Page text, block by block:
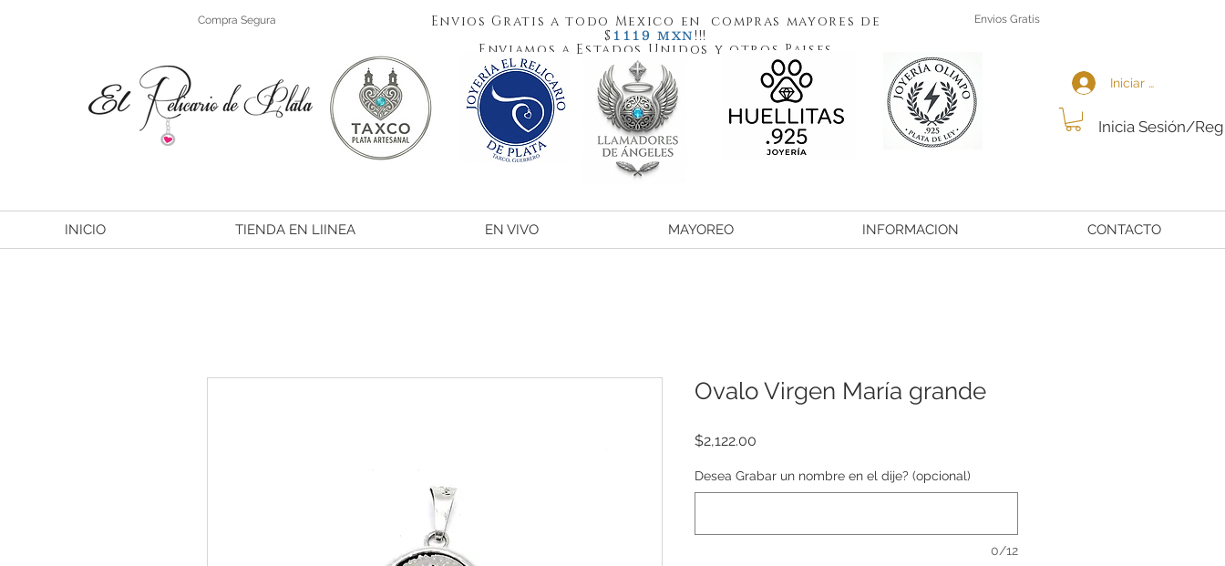
Compra Segura
Envios Gratis a todo Mexico en compras mayores de
$ 1119 MXN!!!
Enviamos a Estados Unidos y otros Paises
Envios Gratis
Inicia Sesión/
Iniciar sesión
INICIO TIENDA EN LIINEA EN VIVO MAYOREO INFORMACION CONTACTO
Ovalo Virgen María grande
$2,122.00
Desea Grabar un nombre en el dije? (opcional)
0/12